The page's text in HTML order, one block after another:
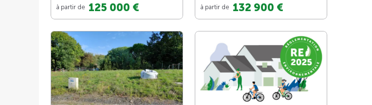
à partir de 125 000 € à partir de 132 900 €